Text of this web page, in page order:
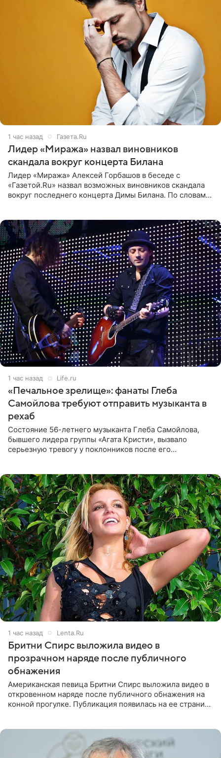
1 час назад Газета.Ru
Лидер «Миража» назвал виновников
скандала вокруг концерта Билана
Лидер «Миража» Алексей Горбашов в беседе с
«Газетой.Ru» назвал возможных виновников скандала
вокруг последнего концерта Димы Билана. По словам
1 час назад Life.ru
«Печальное зрелище»: фанаты Глеба
Самойлова требуют отправить музыканта в
рехаб
Состояние 56-летнего музыканта Глеба Самойлова,
бывшего лидера группы «Агата Кристи», вызвало
серьезную тревогу у поклонников после его
1 час назад Lenta.Ru
Бритни Спирс выложила видео в
прозрачном наряде после публичного
обнажения
Американская певица Бритни Спирс выложила видео в
откровенном наряде после публичного обнажения на
конной прогулке. Публикация появилась на ее странице